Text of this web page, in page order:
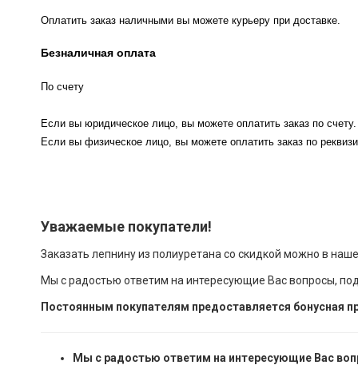
Оплатить заказ наличными вы можете курьеру при доставке.
Безналичная оплата
По счету
Если вы юридическое лицо, вы можете оплатить заказ по счету.
Если вы физическое лицо, вы можете оплатить заказ по
Уважаемые покупатели!
Заказать лепнину из полиуретана со скидкой можно в
Мы с радостью ответим на интересующие Вас вопросы,
Постоянным покупателям предоставляется бонусная
Мы с радостью ответим на интересующие Вас